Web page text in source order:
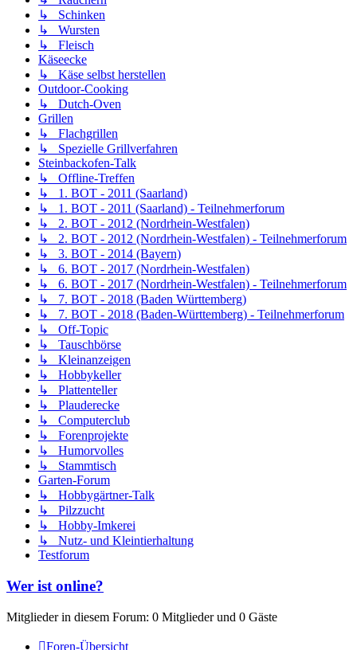
↳ Schinken
↳ Wursten
↳ Fleisch
Käseecke
↳ Käse selbst herstellen
Outdoor-Cooking
↳ Dutch-Oven
Grillen
↳ Flachgrillen
↳ Spezielle Grillverfahren
Steinbackofen-Talk
↳ Offline-Treffen
↳ 1. BOT - 2011 (Saarland)
↳ 1. BOT - 2011 (Saarland) - Teilnehmerforum
↳ 2. BOT - 2012 (Nordrhein-Westfalen)
↳ 2. BOT - 2012 (Nordrhein-Westfalen) - Teilnehmerforum
↳ 3. BOT - 2014 (Bayern)
↳ 6. BOT - 2017 (Nordrhein-Westfalen)
↳ 6. BOT - 2017 (Nordrhein-Westfalen) - Teilnehmerforum
↳ 7. BOT - 2018 (Baden Württemberg)
↳ 7. BOT - 2018 (Baden-Württemberg) - Teilnehmerforum
↳ Off-Topic
↳ Tauschbörse
↳ Kleinanzeigen
↳ Hobbykeller
↳ Plattenteller
↳ Plauderecke
↳ Computerclub
↳ Forenprojekte
↳ Humorvolles
↳ Stammtisch
Garten-Forum
↳ Hobbygärtner-Talk
↳ Pilzzucht
↳ Hobby-Imkerei
↳ Nutz- und Kleintierhaltung
Testforum
Wer ist online?
Mitglieder in diesem Forum: 0 Mitglieder und 0 Gäste
Foren-Übersicht